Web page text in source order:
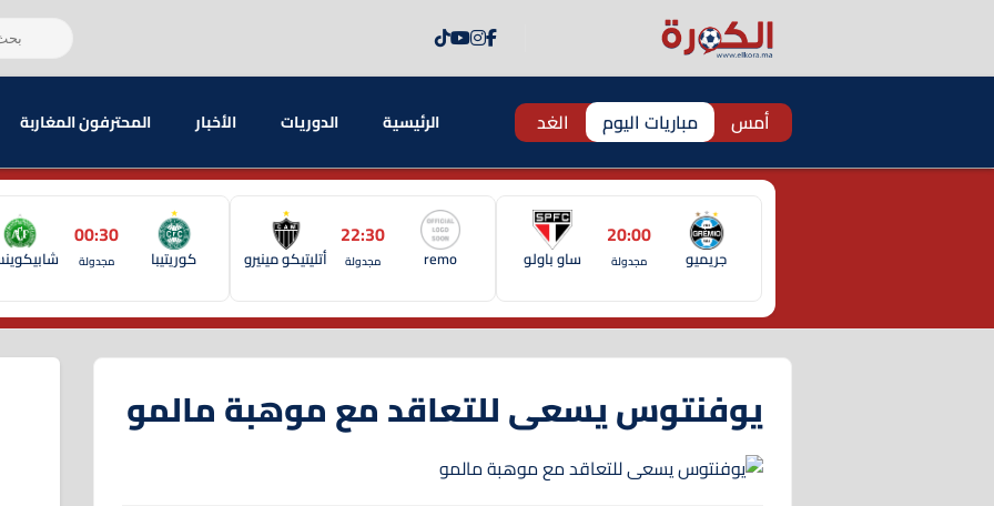
أمس مباريات اليوم الغد الرئيسية الدوريات الأخبار المحترفون المغاربة
جريميو
20:00
مجدولة ساو باولو remo
22:30
مجدولة أتليتيكو مينيرو كوريتيبا
00:30
مجدولة
يوفنتوس يسعى للتعاقد مع موهبة مالمو